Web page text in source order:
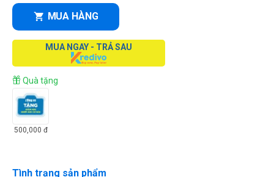
MUA HÀNG
MUA NGAY - TRẢ SAU
Quà tặng
500,000 đ
Tình trạng sản phẩm